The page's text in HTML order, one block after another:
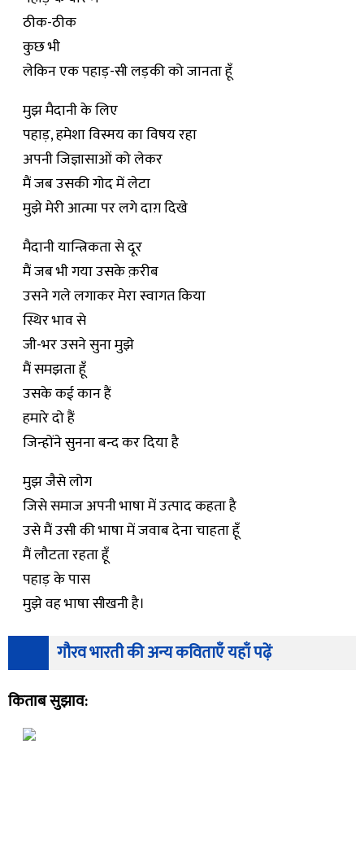
ठीक-ठीक
कुछ भी
लेकिन एक पहाड़-सी लड़की को जानता हूँ
मुझ मैदानी के लिए
पहाड़, हमेशा विस्मय का विषय रहा
अपनी जिज्ञासाओं को लेकर
मैं जब उसकी गोद में लेटा
मुझे मेरी आत्मा पर लगे दाग़ दिखे
मैदानी यान्त्रिकता से दूर
मैं जब भी गया उसके क़रीब
उसने गले लगाकर मेरा स्वागत किया
स्थिर भाव से
जी-भर उसने सुना मुझे
मैं समझता हूँ
उसके कई कान हैं
हमारे दो हैं
जिन्होंने सुनना बन्द कर दिया है
मुझ जैसे लोग
जिसे समाज अपनी भाषा में उत्पाद कहता है
उसे मैं उसी की भाषा में जवाब देना चाहता हूँ
मैं लौटता रहता हूँ
पहाड़ के पास
मुझे वह भाषा सीखनी है।
गौरव भारती की अन्य कविताएँ यहाँ पढ़ें
किताब सुझाव: